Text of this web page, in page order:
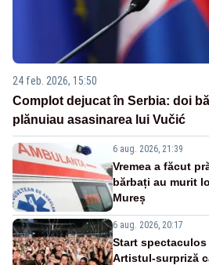
24 feb. 2026, 15:50
Complot dejucat în Serbia: doi
plănuiau asasinarea lui Vučić
6 aug. 2026, 21:39
Vremea a făcut
bărbați au murit
Mureș
6 aug. 2026, 20:17
Start spectaculos
Artistul-surpriză